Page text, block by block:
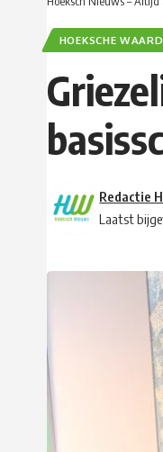
HOEKSCHE WAARD
Laatst
Redactie